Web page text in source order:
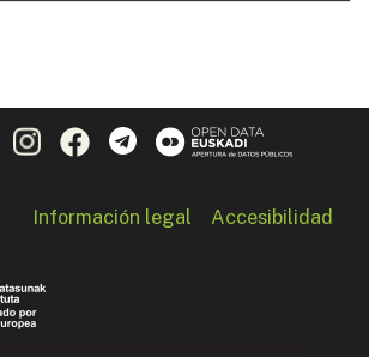
Información legal Accesibilidad